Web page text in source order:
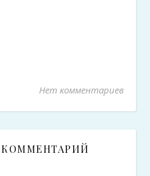
Нет комментариев
КОММЕНТАРИЙ